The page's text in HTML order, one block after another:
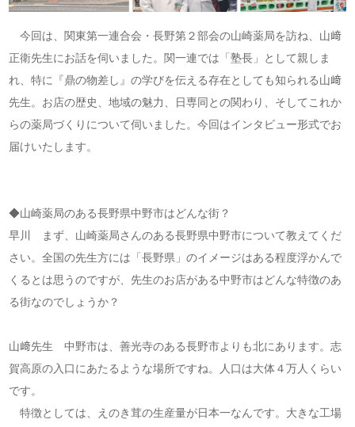
今回は、関東第一連合会・長野第２部会の山崎薬局を訪ね、山﨑
正衛先生にお話を伺いました。関一連では「塾長」として親しま
れ、特に『鼎の物差し』の学びを伝える存在としても知られる山﨑
先生。お店の歴史、地域の魅力、日専同との関わり、そしてこれか
らの薬局づくりについて伺いました。今回はインタビュー形式でお
届けいたします。
◆山崎薬局のある長野県中野市はどんな街？
早川 まず、山崎薬局さんのある長野県中野市について教えてくだ
さい。全国の先生方には「長野県」のイメージはある程度浮かんで
くるとは思うのですが、先生のお店がある中野市はどんな特徴のあ
る街なのでしょうか？
山﨑先生 中野市は、善光寺のある長野市よりも北にあります。志
賀高原の入口にあたるような場所ですね。人口は大体４万人くらい
です。
特徴としては、えのき茸の生産量が日本一なんです。大きな工場